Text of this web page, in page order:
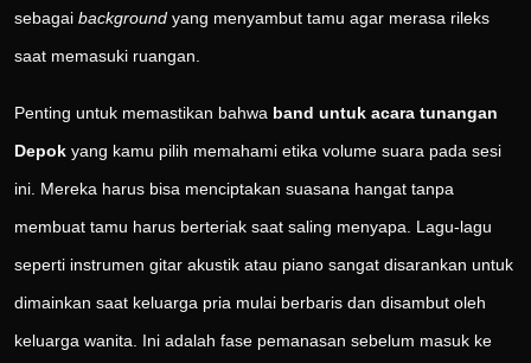
sebagai background yang menyambut tamu agar merasa rileks
saat memasuki ruangan.
Penting untuk memastikan bahwa band untuk acara tunangan
Depok yang kamu pilih memahami etika volume suara pada sesi
ini. Mereka harus bisa menciptakan suasana hangat tanpa
membuat tamu harus berteriak saat saling menyapa. Lagu-lagu
seperti instrumen gitar akustik atau piano sangat disarankan untuk
dimainkan saat keluarga pria mulai berbaris dan disambut oleh
keluarga wanita. Ini adalah fase pemanasan sebelum masuk ke